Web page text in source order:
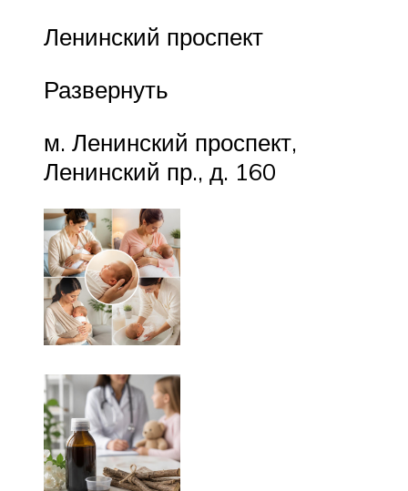
Ленинский проспект
Развернуть
м. Ленинский проспект,
Ленинский пр., д. 160